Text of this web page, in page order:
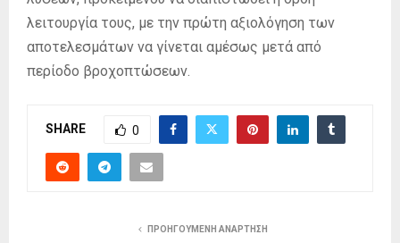
λειτουργία τους, με την πρώτη αξιολόγηση των
αποτελεσμάτων να γίνεται αμέσως μετά από
περίοδο βροχοπτώσεων.
SHARE 0
ΠΡΟΗΓΟΎΜΕΝΗ ΑΝΆΡΤΗΣΗ